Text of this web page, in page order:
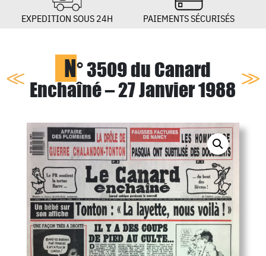
EXPEDITION SOUS 24H PAIEMENTS SÉCURISÉS
N° 3509 du Canard
Enchaîné – 27 Janvier 1988